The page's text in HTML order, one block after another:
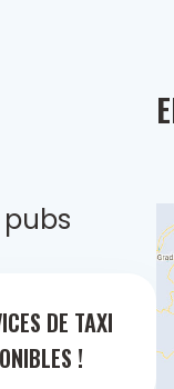
pubs
DE TAXI
!